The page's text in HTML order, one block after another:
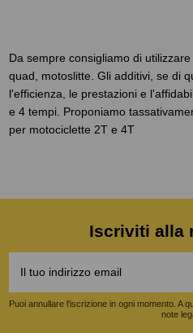
Da sempre consigliamo di
quad, motoslitte. Gli additivi, se di
l'efficienza, le prestazioni e
e 4 tempi. Proponiamo
per motociclette 2T e 4T
Iscriviti alla
Puoi annullare l'iscrizione in ogni momento. A
note